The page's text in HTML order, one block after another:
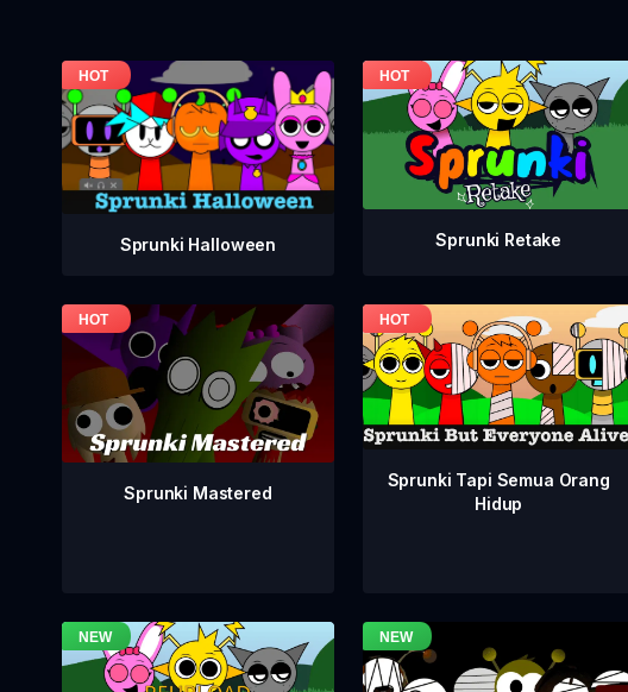
Sprunki Halloween Sprunki Retake
Sprunki Mastered
Sprunki Tapi Semua Orang
Hidup